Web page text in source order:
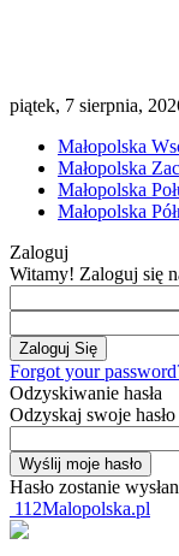
piątek, 7 sierpnia,
Małopolska
Małopolska
Małopolska
Małopolska
Zaloguj
Witamy! Zaloguj się
Forgot your
Odzyskiwanie hasła
Odzyskaj swoje hasło
Hasło zostanie
112Malopolska.pl